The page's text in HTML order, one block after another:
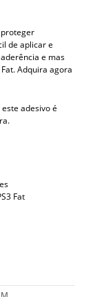
proteger
de aplicar e
e mas
Adquira agora
adesivo é
Fat